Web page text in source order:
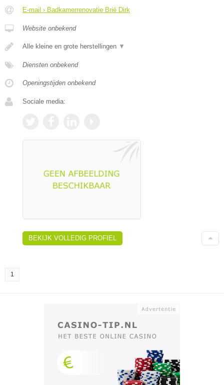
E-mail › Badkamerrenovatie Brié Dirk
Website onbekend
Alle kleine en grote herstellingen ▼
Diensten onbekend
Openingstijden onbekend
Sociale media:
BEKIJK VOLLEDIG PROFIEL
1